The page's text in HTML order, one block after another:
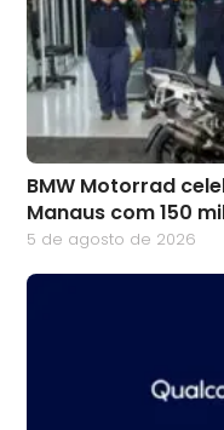
BMW Motorrad
Manaus com 150
5 de agosto de 2026